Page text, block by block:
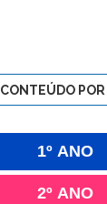
CONTEÚDO
1º ANO
2º ANO